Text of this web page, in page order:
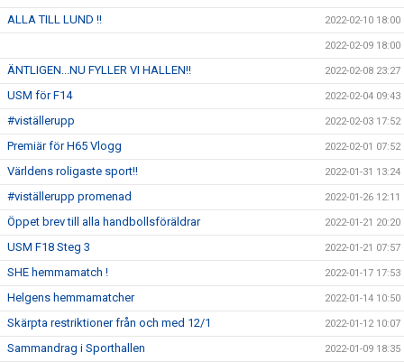
ALLA TILL LUND !! 2022-02-10 18:00
2022-02-09 18:00
ÄNTLIGEN...NU FYLLER VI HALLEN!! 2022-02-08 23:27
USM för F14 2022-02-04 09:43
#viställerupp 2022-02-03 17:52
Premiär för H65 Vlogg 2022-02-01 07:52
Världens roligaste sport!! 2022-01-31 13:24
#viställerupp promenad 2022-01-26 12:11
Öppet brev till alla handbollsföräldrar 2022-01-21 20:20
USM F18 Steg 3 2022-01-21 07:57
SHE hemmamatch ! 2022-01-17 17:53
Helgens hemmamatcher 2022-01-14 10:50
Skärpta restriktioner från och med 12/1 2022-01-12 10:07
Sammandrag i Sporthallen 2022-01-09 18:35